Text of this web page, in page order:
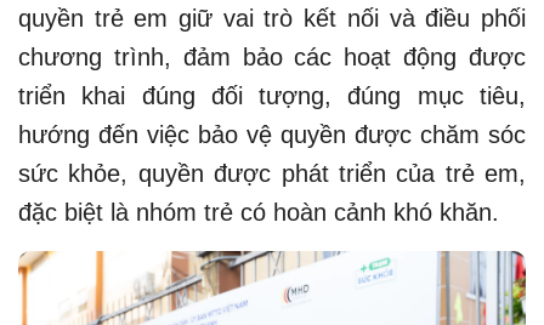
quyền trẻ em giữ vai trò kết nối và điều phối
chương trình, đảm bảo các hoạt động được
triển khai đúng đối tượng, đúng mục tiêu,
hướng đến việc bảo vệ quyền được chăm sóc
sức khỏe, quyền được phát triển của trẻ em,
đặc biệt là nhóm trẻ có hoàn cảnh khó khăn.